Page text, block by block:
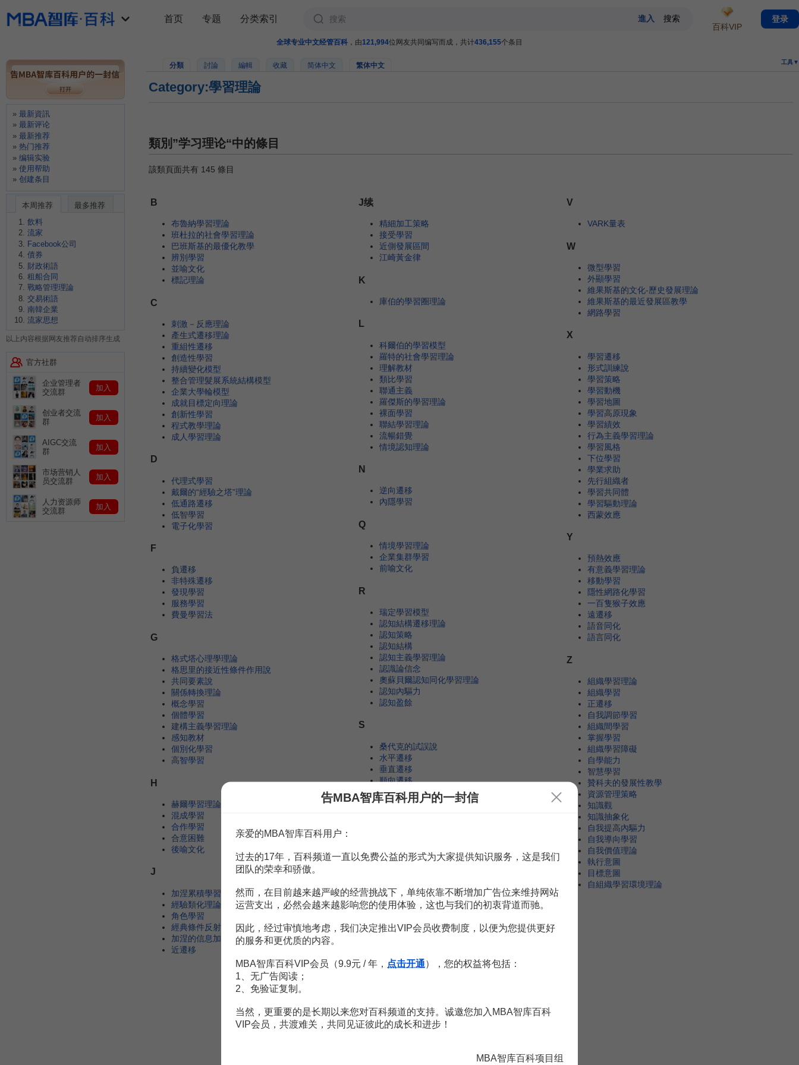
全球专业中文经管百科 ，由121,994位网友共同编写而成，共计436,155个条目
分類 討論 編輯 收藏 简体中文 繁体中文 工具▼
Category:學習理論
類別”学习理论“中的條目
該類頁面共有 145 條目
B
布魯納學習理論
班杜拉的社會學習理論
巴班斯基的最優化教學
辨別學習
並喻文化
標記理論
C
刺激－反應理論
產生式遷移理論
重組性遷移
創造性學習
持續變化模型
整合管理髮展系統結構模型
企業大學輪模型
成就目標定向理論
創新性學習
程式教學理論
成人學習理論
D
代理式學習
戴爾的“經驗之塔”理論
低通路遷移
低智學習
電子化學習
F
負遷移
非特殊遷移
發現學習
服務學習
費曼學習法
G
格式塔心理學理論
格思里的接近性條件作用說
共同要素說
關係轉換理論
概念學習
個體學習
建構主義學習理論
感知教材
個別化學習
高智學習
H
赫爾學習理論
混成學習
合作學習
合意困難
後喻文化
J
加涅累積學習理論
經驗類化理論
角色學習
經典條件反射理論
加涅的信息加工學習理論
近遷移
J续
精細加工策略
接受學習
近側發展區間
江崎黃金律
K
庫伯的學習圈理論
L
科爾伯的學習模型
羅特的社會學習理論
理解教材
類比學習
聯通主義
羅傑斯的學習理論
裸面學習
聯結學習理論
流暢錯覺
情境認知理論
N
逆向遷移
內隱學習
Q
情境學習理論
企業集群學習
前喻文化
R
瑞定學習模型
認知結構遷移理論
認知策略
認知結構
認知主義學習理論
認識論信念
奧蘇貝爾認知同化學習理論
認知內驅力
認知盈餘
S
桑代克的試誤說
水平遷移
垂直遷移
順向遷移
數字學習
碎片化學習
試錯力
體驗式學習
同化性遷移
T-learning
彈性學習
U型理論
V
VARK量表
W
微型學習
外顯學習
維果斯基的文化-歷史發展理論
維果斯基的最近發展區教學
網路學習
X
學習遷移
形式訓練說
學習策略
學習動機
學習地圖
學習高原現象
學習績效
行為主義學習理論
學習風格
下位學習
學業求助
先行組織者
學習共同體
學習驅動理論
西蒙效應
Y
預熱效應
有意義學習理論
移動學習
隱性網路化學習
一百隻猴子效應
遠遷移
語音同化
語言同化
Z
組織學習理論
組織學習
正遷移
自我調節學習
組織間學習
掌握學習
組織學習障礙
自學能力
智慧學習
贊科夫的發展性教學
資源管理策略
知識觀
知識抽象化
自我提高內驅力
自我導向學習
自我價值理論
執行意圖
目標意圖
自組織學習環境理論
首页 专题 分类索引
百科VIP
登录
最新資訊
最新评论
最新推荐
热门推荐
编辑实验
使用帮助
创建条目
本周推荐
最多推荐
飲料
流家
Facebook公司
債券
財政術語
租船合同
戰略管理理論
交易術語
南韓企業
流家思想
以上内容根据网友推荐自动排序生成
官方社群
企业管理者
交流群
加入
创业者交流
群
加入
AIGC交流
群
加入
市场营销人
员交流群
加入
人力资源师
交流群
加入
告MBA智库百科用户的一封信
亲爱的MBA智库百科用户：
过去的17年，百科频道一直以免费公益的形式为大家提供知识服务，这是我们
团队的荣幸和骄傲。
然而，在目前越来越严峻的经营挑战下，单纯依靠不断增加广告位来维持网站
运营支出，必然会越来越影响您的使用体验，这也与我们的初衷背道而驰。
因此，经过审慎地考虑，我们决定推出VIP会员收费制度，以便为您提供更好
的服务和更优质的内容。
MBA智库百科VIP会员（9.9元 / 年， 点击开通），您的权益将包括：
1、无广告阅读；
2、免验证复制。
当然，更重要的是长期以来您对百科频道的支持。诚邀您加入MBA智库百科
VIP会员，共渡难关，共同见证彼此的成长和进步！
MBA智库百科项目组